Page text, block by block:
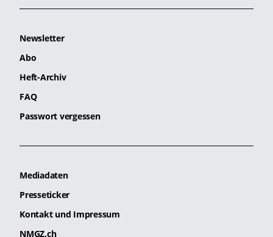
Newsletter
Abo
Heft-Archiv
FAQ
Passwort vergessen
Mediadaten
Presseticker
Kontakt und Impressum
NMGZ.ch